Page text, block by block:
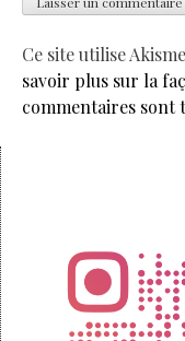
Ce site utilise
savoir plus sur la
commentaires sont